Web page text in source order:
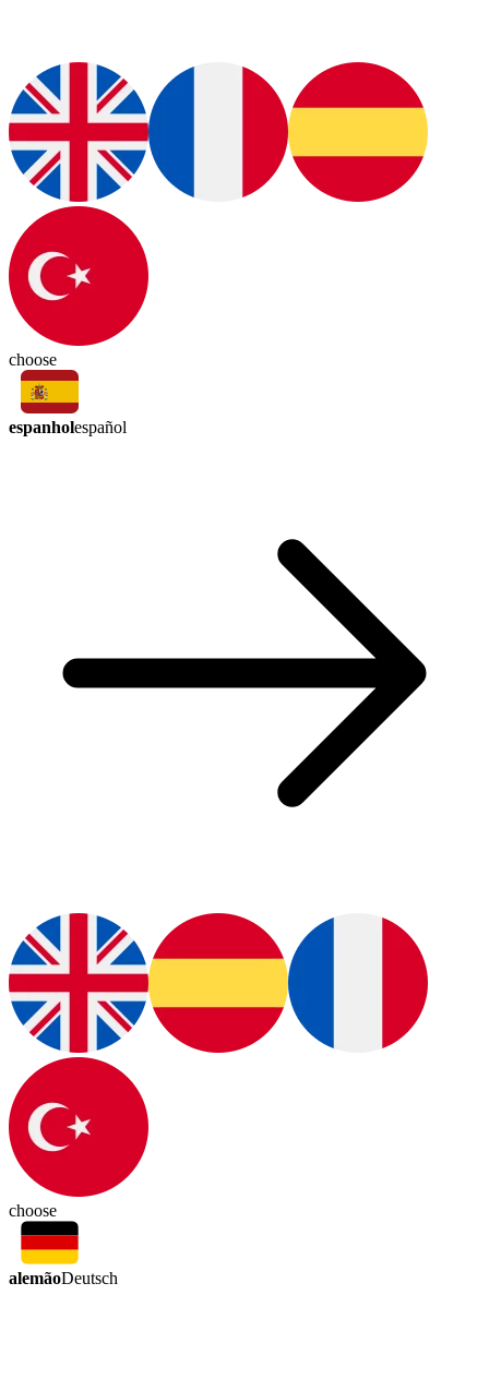
choose
espanholespañol
choose
alemãoDeutsch